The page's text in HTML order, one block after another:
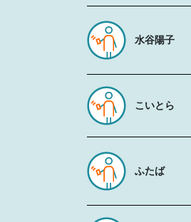
水谷陽子
こいとら
ふたば